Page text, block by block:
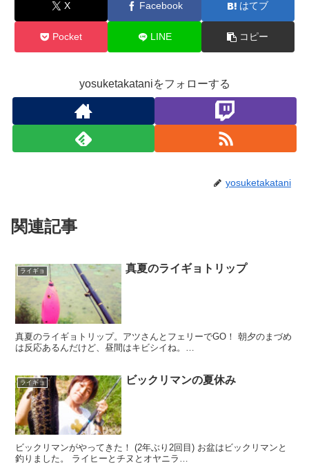
X Facebook はてブ
Pocket LINE コピー
yosuketakataniをフォローする
yosuketakatani
関連記事
ライギョ 真夏のライギョトリップ
真夏のライギョトリップ。アツさんとフェリーでGO！ 朝夕のまづめ
は反応あるんだけど、昼間はキビシイね。…
ライギョ ビックリマンの夏休み
ビックリマンがやってきた！ (2年ぶり2回目) お盆はビックリマンと
釣りました。 ライヒーとチヌとオヤニラ…